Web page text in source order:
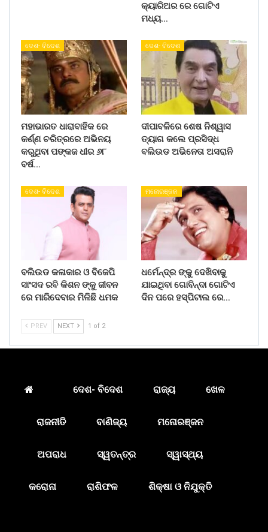
କ୍ୟାରିଅର ରେ ଗୋଟିଏ
ମଧ୍ୟ…
ଦେଶ- ବିଦେଶ
ମହାଭାରତ ଧାରାବାହିକ ରେ
କର୍ଣ୍ଣ ଚରିତ୍ରରେ ଅଭିନୟ
କରୁଥିବା ପଙ୍କଜ ଧୀର ୬୮
ବର୍ଷ…
ଦେଶ- ବିଦେଶ
ଦୀପାବଳିରେ ଶେଷ ନିଶ୍ୱାସ
ତ୍ୟାଗ କଲେ ପ୍ରସିଦ୍ଧ
ବଲିଉଡ ଅଭିନେତା ଅସରାନି
ଦେଶ- ବିଦେଶ
ବଲିଉଡ କଳାକାର ଓ ବିଜେପି
ସାଂସଦ ରବି କିଶନ ଙ୍କୁ ଜୀବନ
ରେ ମାରିଦେବାର ମିଳିଛି ଧମକ
ମନୋରଞ୍ଜନ
ଧର୍ମେନ୍ଦ୍ର ଙ୍କୁ ଦେଖିବାକୁ
ଯାଇଥିବା ଗୋବିନ୍ଦା ଗୋଟିଏ
ଦିନ ପରେ ହସ୍ପିଟାଲ ରେ…
PREV NEXT 1 of 2
ଦେଶ- ବିଦେଶ ରାଜ୍ୟ ଖେଳ
ରାଜନୀତି ବାଣିଜ୍ୟ ମନୋରଞ୍ଜନ
ଅପରାଧ ସ୍ୱତନ୍ତ୍ର ସ୍ୱାସ୍ଥ୍ୟ
କରୋନା ରାଶିଫଳ ଶିକ୍ଷା ଓ ନିଯୁକ୍ତି